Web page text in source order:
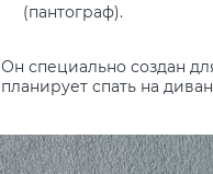
(пантограф).
Он специально создан
планирует спать на